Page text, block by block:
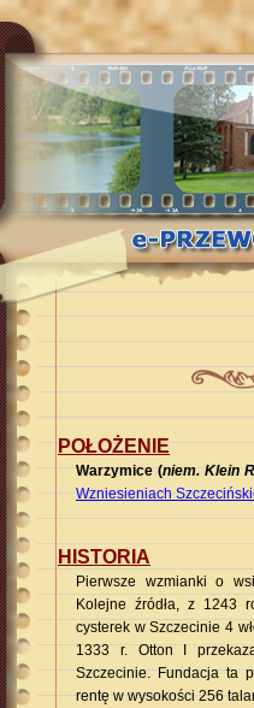
POŁOŻENIE
Warzymice (niem. Klein
Wzniesieniach
HISTORIA
Pierwsze wzmianki o
Kolejne źródła, z 1243
cysterek w Szczecinie 4
1333 r. Otton I
Szczecinie. Fundacja ta
rentę w wysokości 256